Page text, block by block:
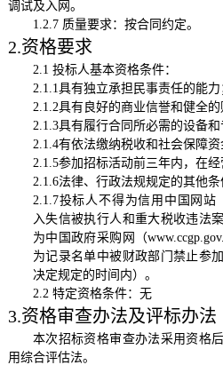
调试及入网。
1.2.7 质量要求： 按合同约定。
2.资格要求
2.1 投标人基本资格条件：
2.1.1具有独立承担民事责任的能力
2.1.2具有良好的商业信誉和健全的
2.1.3具有履行合同所必需的设备和
2.1.4有依法缴纳税收和社会保障资
2.1.5参加招标活动前三年内，在
2.1.6法律、行政法规规定的其他条
2.1.7投标人不得为信用中国网站
入失信被执行人和重大税收违法
为中国政府采购网（
为记录名单中被财政部门禁止参
决定规定的时间内）。
2.2 特定资格条件：无
3.资格审查办法及评标办法
本次招标资格审查办法采用资格
用综合评估法。